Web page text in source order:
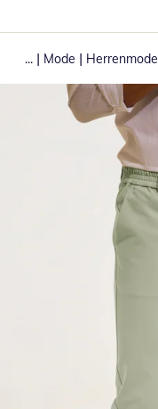
... | Mode | Herrenmode